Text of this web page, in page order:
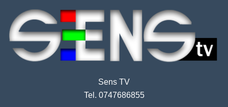
Sens TV
Tel. 0747686855